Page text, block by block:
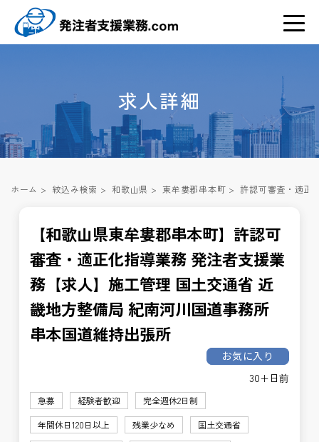
求人詳細
ホーム > 絞込み検索 > 和歌山県 > 東牟婁郡串本町 > 許認可審査・適正
【和歌山県東牟婁郡串本町】許認可
審査・適正化指導業務 発注者支援業
務【求人】施工管理 国土交通省 近
畿地方整備局 紀南河川国道事務所
串本国道維持出張所
お気に入り
30+日前
急募 経験者歓迎
完全週休2日制
年間休日120日以上
残業少なめ
国土交通省